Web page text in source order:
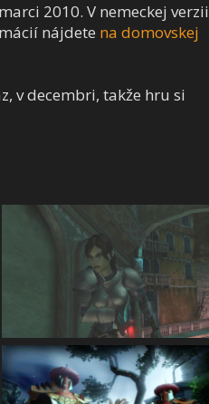
2010. V nemeckej verzii
nájdete na domovskej
v decembri, takže hru si